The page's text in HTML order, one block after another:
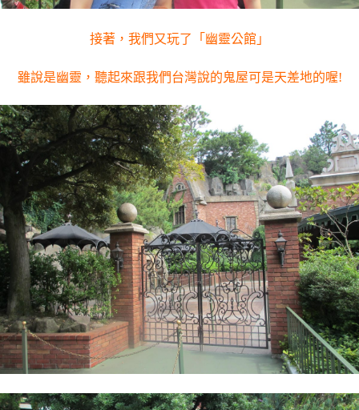
接著，我們又玩了「幽靈公館」
雖說是幽靈，聽起來跟我們台灣說的鬼屋可是天差地的喔!